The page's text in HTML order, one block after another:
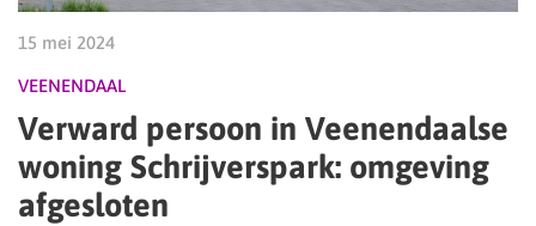
15 mei 2024
VEENENDAAL
Verward persoon in Veenendaalse
woning Schrijverspark: omgeving
afgesloten